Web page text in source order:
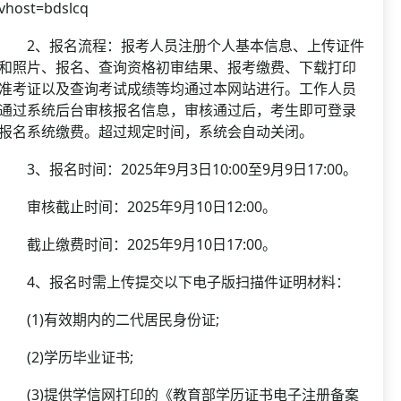
、报名流程：报考人员注册个人基本信息、上传证件
照片、报名、查询资格初审结果、报考缴费、下载打印
考证以及查询考试成绩等均通过本网站进行。工作人员
过系统后台审核报名信息，审核通过后，考生即可登录
名系统缴费。超过规定时间，系统会自动关闭。
、报名时间：2025年9月3日10:00至9月9日17:00。
核截止时间：2025年9月10日12:00。
止缴费时间：2025年9月10日17:00。
、报名时需上传提交以下电子版扫描件证明材料：
有效期内的二代居民身份证;
学历毕业证书;
提供学信网打印的《教育部学历证书电子注册备案